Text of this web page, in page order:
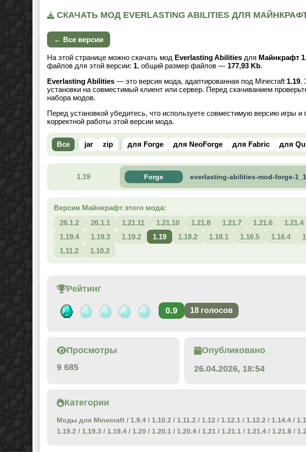
СКАЧАТЬ МОД EVERLASTING ABILITIES ДЛЯ МАЙНКРАФТ
← Все версии
На этой странице можно скачать мод Everlasting Abilities для Майнкрафт
файлов для этой версии: 1, общий размер файлов — 177,93 Kb.
Everlasting Abilities — это версия мода, адаптированная под Minecraft 1.19.
установки на совместимый клиент или сервер. Перед скачиванием
набора модов.
Перед установкой убедитесь, что используете совместимую версию игры
корректной работы этой версии мода.
Все jar zip для Forge для NeoForge для Fabric для
1.19 Forge everlasting-abilities-mod-forge-
Версии Майнкрафт этого мода:
26.1.2
26.1.1 1.21.11 1.21.10 1.21.8 1.21.7 1.21.6 1.21.4
1.19.4
1.19.3 1.19.2 1.19 1.18.2 1.18.1 1.16.5 1.16.4
1.11.2
1.10.2
Рейтинг
0.9 18 голосов
Просмотры
9 685
Опубликовано
26.04.2026, 18:54
Категории
Моды для Minecraft / 1.9.4 / 1.10.2 / 1.11.2 / 1.12 / 1.12.1 / 1.12.2 / 1.14.4 /
1.19.2 / 1.19.3 / 1.19.4 / 1.20 / 1.20.1 / 1.20.4 / 1.21 / 1.21.1 / 1.21.4 / 1.21.8 /